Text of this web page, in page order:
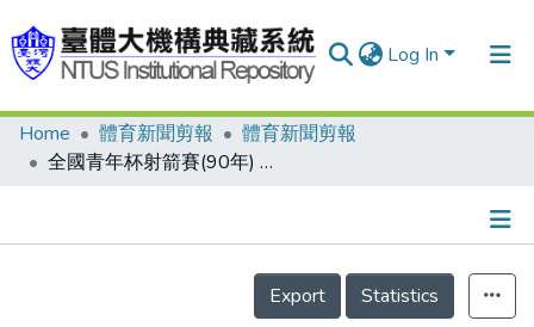
Log In
Communities & Collections
Home 體育新聞剪報
體育新聞剪報
全國青年杯射箭賽(90年) 台體射破國體四金夢 兩校爭霸 公開男子組以二分之微奪冠 其他三組全部望金興嘆
Details
Export
Statistics